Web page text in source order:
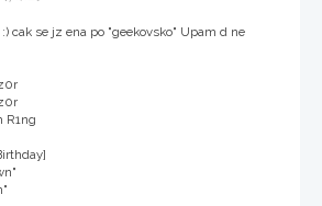
cak se jz ena po "geekovsko" Upam d ne
R1ng